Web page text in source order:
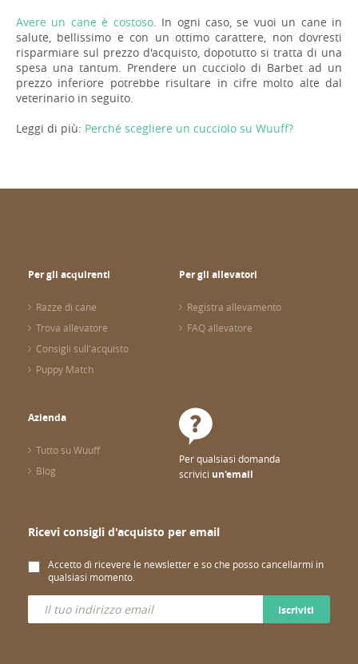
Avere un cane è costoso. In ogni caso, se vuoi un cane in
salute, bellissimo e con un ottimo carattere, non dovresti
risparmiare sul prezzo d'acquisto, dopotutto si tratta di una
spesa una tantum. Prendere un cucciolo di Barbet ad un
prezzo inferiore potrebbe risultare in cifre molto alte dal
veterinario in seguito.
Leggi di più: Perché scegliere un cucciolo su Wuuff?
Per gli acquirenti
Razze di cane
Trova allevatore
Consigli sull'acquisto
Puppy Match
Per gli allevatori
Registra allevamento
FAQ allevatore
Azienda
Tutto su Wuuff
Blog
Per qualsiasi domanda
scrivici un'email
Ricevi consigli d'acquisto per email
Accetto di ricevere le newsletter e so che posso cancellarmi in
qualsiasi momento.
Iscriviti